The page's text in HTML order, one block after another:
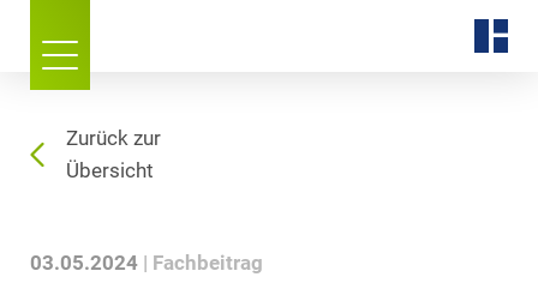
Zurück zur
Übersicht
03.05.2024 Fachbeitrag